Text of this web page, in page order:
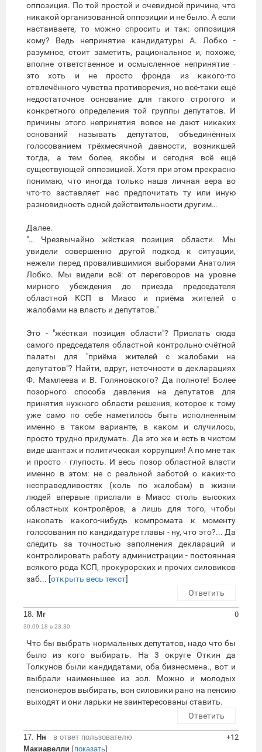
оппозиция. По той простой и очевидной причине, что
никакой организованной оппозиции и не было. А если
настаиваете, то можно спросить и так: оппозиция
кому? Ведь непринятие кандидатуры А. Лобко -
разумное, стоит заметить, рациональное и, похоже,
вполне ответственное и осмысленное непринятие -
это хоть и не просто фронда из какого-то
отвлечённого чувства противоречия, но всё-таки ещё
недостаточное основание для такого строгого и
конкретного определения той группы депутатов. И
причины этого непринятия вовсе не дают никаких
оснований называть депутатов, объединённых
голосованием трёхмесячной давности, возникшей
тогда, а тем более, якобы и сегодня всё ещё
существующей оппозицией. Хотя при этом прекрасно
понимаю, что иногда только наша личная вера во
что-то заставляет нас предпочитать ту или иную
разновидность одной действительности другим…
Далее.
"… Чрезвычайно жёсткая позиция области. Мы
увидели совершенно другой подход к ситуации,
нежели перед провалившимися выборами Анатолия
Лобко. Мы видели всё: от переговоров на уровне
мирного убеждения до приезда председателя
областной КСП в Миасс и приёма жителей с
жалобами на власть и депутатов."
Это - "жёсткая позиция области"? Прислать сюда
самого председателя областной контрольно-счётной
палаты для "приёма жителей с жалобами на
депутатов"? Найти, вдруг, неточности в декларациях
Ф. Мамлеева и В. Голяновского? Да полноте! Более
позорного способа давления на депутатов для
принятия нужного области решения, которое к тому
уже само по себе наметилось быть исполненным
именно в таком варианте, в каком и случилось,
просто трудно придумать. Да это же и есть в чистом
виде шантаж и политическая коррупция! А по мне так
и просто - глупость. И весь позор областной власти
именно в этом: не с реальной заботой о каких-то
несправедливостях (коль по жалобам) в жизни
людей впервые прислали в Миасс столь высоких
областных контролёров, а лишь для того, чтобы
накопать какого-нибудь компромата к моменту
голосования по кандидатуре главы - ну, что это?... Да
следить за точностью заполнения деклараций и
контролировать работу администрации - постоянная
всякого рода КСП, прокурорских и прочих силовиков
заб... [открыть весь текст]
Ответить
18. Мг
30.09.18 в 23:30
0
Что бы выбрать нормальных депутатов, надо что бы
было из кого выбирать. На 3 округе Откин да
Толкунов были кандидатами, оба бизнесмена., вот и
выбрали наименьшее из зол. Можно и молодых
пенсионеров выбирать, вон силовики рано на пенсию
выходят и они ларьки не заинтересованы ставить.
Ответить
17. Нн
в ответ пользователю
Макиавелли [показать]
+12